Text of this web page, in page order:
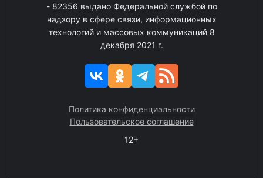
- 82356 выдано Федеральной службой по
надзору в сфере связи, информационных
технологий и массовых коммуникаций 8
декабря 2021 г.
Политика конфиденциальности
Пользовательское соглашение
12+